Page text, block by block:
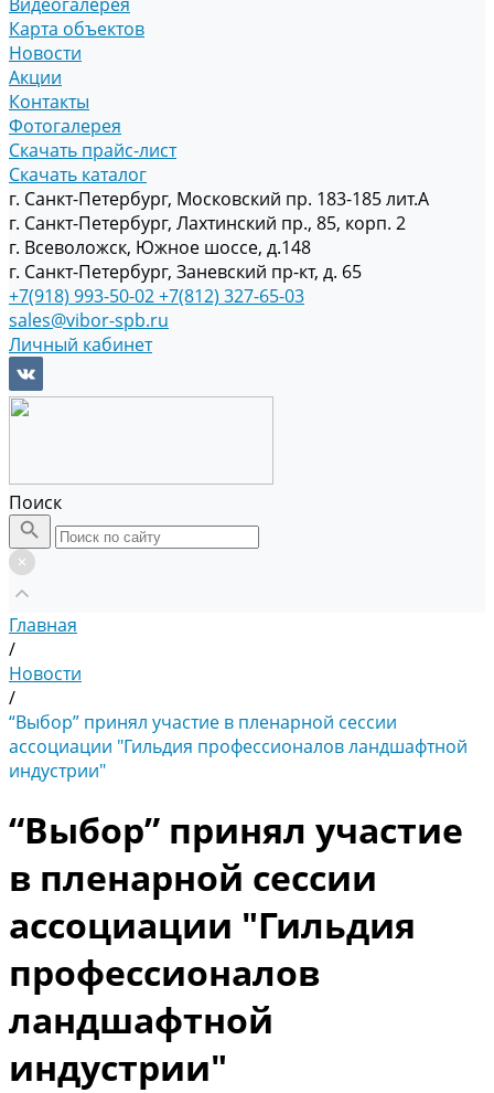
Карта объектов
Новости
Акции
Контакты
Фотогалерея
Скачать прайс-лист
Скачать каталог
г. Санкт-Петербург, Московский пр. 183-185 лит.А
г. Санкт-Петербург, Лахтинский пр., 85, корп. 2
г. Всеволожск, Южное шоссе, д.148
г. Санкт-Петербург, Заневский пр-кт, д. 65
+7(918) 993-50-02+7(812) 327-65-03
sales@vibor-spb.ru
Личный кабинет
Поиск
Главная
/
Новости
/
“Выбор” принял участие в пленарной сессии
ассоциации "Гильдия профессионалов ландшафтной
индустрии"
“Выбор” принял участие
в пленарной сессии
ассоциации "Гильдия
профессионалов
ландшафтной
индустрии"